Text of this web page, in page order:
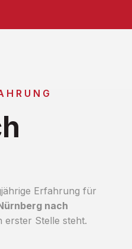
Erfahrung für
nach
erster Stelle steht.